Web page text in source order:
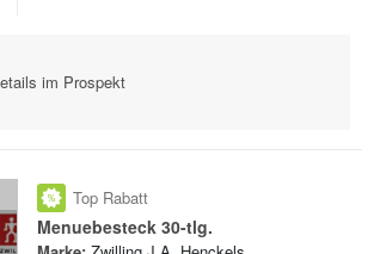
im Prospekt
Top Rabatt
Menuebesteck 30-tlg.